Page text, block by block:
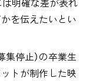
を伝えたいとい
停止）の卒業生
トが制作した映